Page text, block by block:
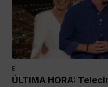
E
ÚLTIMA HORA: